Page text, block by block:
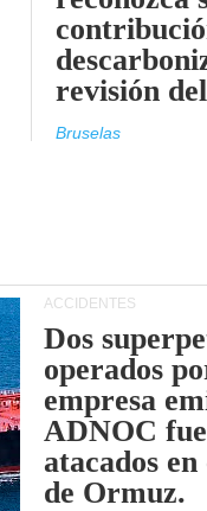
revisión
Bruselas
ACCIDENTES
Dos
operados
empresa
ADNOC
atacados
de Ormuz.